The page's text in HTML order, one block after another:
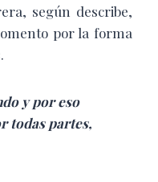
según describe,
por la forma
y por eso
todas partes,